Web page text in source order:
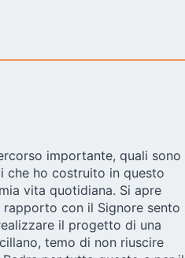
importante, quali sono
che ho costruito in questo
vita quotidiana. Si apre
rapporto con il Signore sento
il progetto di una
temo di non riuscire